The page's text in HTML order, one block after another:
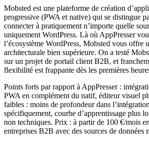
Mobsted est une plateforme de création
progressive (PWA et native) qui se distingue
connecter à pratiquement n’importe quelle
uniquement WordPress. Là où AppPresser
l’écosystème WordPress, Mobsted vous offre
architecturale bien supérieure. On a testé
sur un projet de portail client B2B, et
flexibilité est frappante dès les premières
Points forts par rapport à AppPresser :
PWA en complément du natif, éditeur visuel
faibles : moins de profondeur dans
spécifiquement, courbe d’apprentissage plus
non techniques. Prix : à partir de 100 €/mois
entreprises B2B avec des sources de données